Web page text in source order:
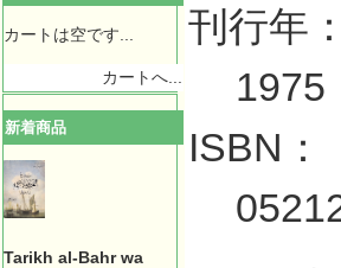
カートは空です...
カートへ...
新着商品
Tarikh al-Bahr wa
刊行年：
1975
ISBN：